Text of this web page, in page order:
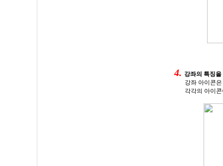
4. 강좌의 특징
강좌 아이콘은
각각의 아이콘